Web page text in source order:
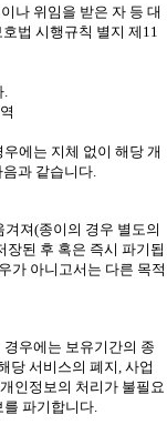
나 위임을 받은 자 등 대
법 시행규칙 별지 제11
.
에는 지체 없이 해당 개
과 같습니다.
져(종이의 경우 별도의
장된 후 혹은 즉시 파기됩
가 아니고서는 다른 목적
우에는 보유기간의 종
당 서비스의 폐지, 사업
인정보의 처리가 불필요
를 파기합니다.